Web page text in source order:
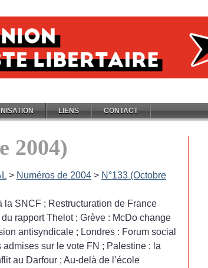
LIENS CONTACT
2004)
> Numéros de 2004 > N°133 (Octobre
la SNCF ; Restructuration de France
rapport Thelot ; Grève : McDo change
antisyndicale ; Londres : Forum social
sur le vote FN ; Palestine : la
au Darfour ; Au-delà de l’école